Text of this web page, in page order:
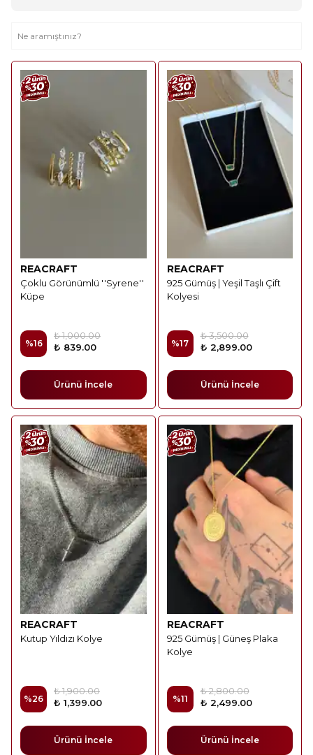
REACRAFT
Çoklu Görünümlü ''Syrene''
Küpe
%16
₺ 1,000.00
₺ 839.00
Ürünü İncele
REACRAFT
925 Gümüş | Yeşil Taşlı Çift
Kolyesi
%17
₺ 3,500.00
₺ 2,899.00
Ürünü İncele
REACRAFT
Kutup Yıldızı Kolye
%26
₺ 1,900.00
₺ 1,399.00
Ürünü İncele
REACRAFT
925 Gümüş | Güneş Plaka
Kolye
%11
₺ 2,800.00
₺ 2,499.00
Ürünü İncele